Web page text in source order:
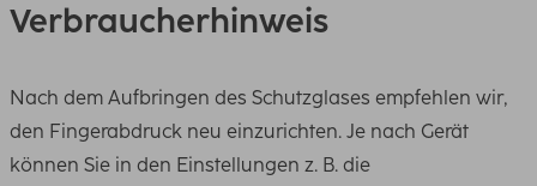
Verbraucherhinweis
Nach dem Aufbringen des Schutzglases empfehlen wir,
den Fingerabdruck neu einzurichten. Je nach Gerät
können Sie in den Einstellungen z. B. die